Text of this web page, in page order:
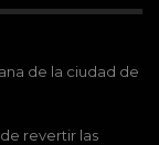
de la ciudad de
revertir las